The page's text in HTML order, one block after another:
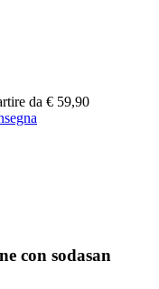
da € 59,90
con sodasan